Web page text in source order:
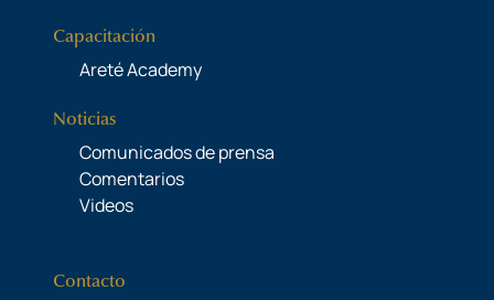
Capacitación
Areté Academy
Noticias
Comunicados de prensa
Comentarios
Videos
Contacto